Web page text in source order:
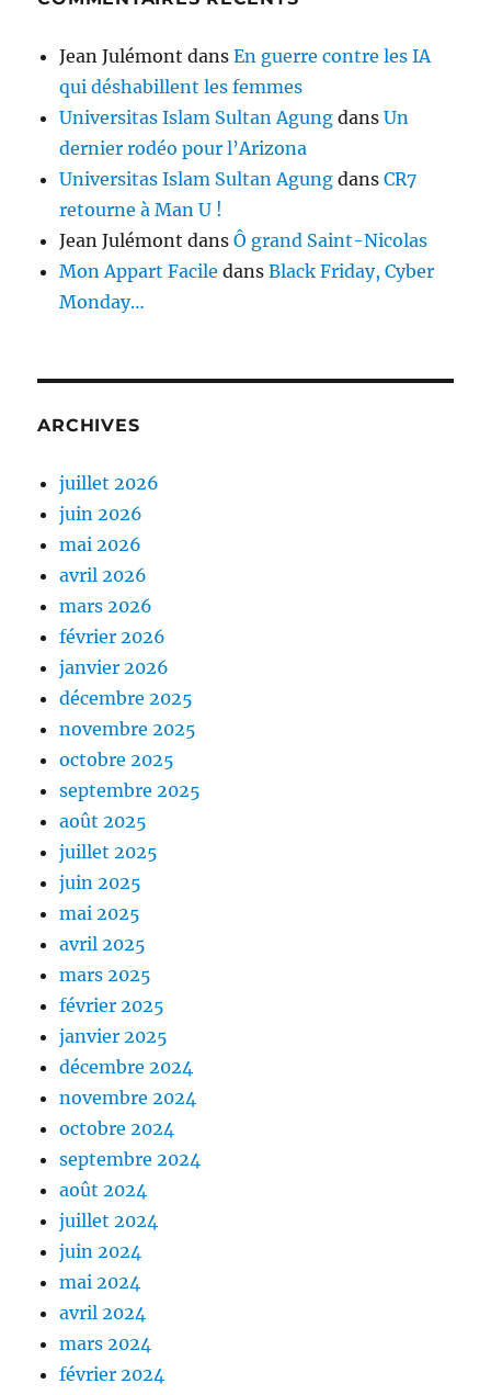
Jean Julémont dansEn guerre contre les IA
qui déshabillent les femmes
Universitas Islam Sultan Agung dansUn
dernier rodéo pour l’Arizona
Universitas Islam Sultan Agung dansCR7
retourne à Man U !
Jean Julémont dansÔ grand Saint-Nicolas
Mon Appart Facile dansBlack Friday, Cyber
Monday…
ARCHIVES
juillet 2026
juin 2026
mai 2026
avril 2026
mars 2026
février 2026
janvier 2026
décembre 2025
novembre 2025
octobre 2025
septembre 2025
août 2025
juillet 2025
juin 2025
mai 2025
avril 2025
mars 2025
février 2025
janvier 2025
décembre 2024
novembre 2024
octobre 2024
septembre 2024
août 2024
juillet 2024
juin 2024
mai 2024
avril 2024
mars 2024
février 2024